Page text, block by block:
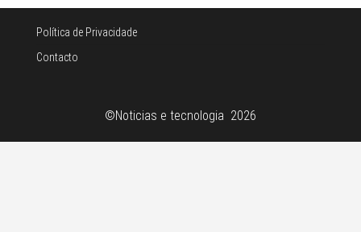
Política de Privacidade
Contacto
©Noticias e tecnologia 2026